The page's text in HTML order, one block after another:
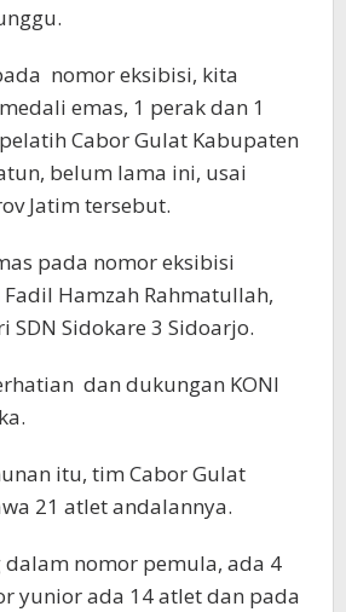
nomor eksibisi, kita
emas, 1 perak dan 1
Cabor Gulat Kabupaten
belum lama ini, usai
Jatim tersebut.
pada nomor eksibisi
Hamzah Rahmatullah,
SDN Sidokare 3 Sidoarjo.
dan dukungan KONI
itu, tim Cabor Gulat
21 atlet andalannya.
dalam nomor pemula, ada 4
yunior ada 14 atlet dan pada